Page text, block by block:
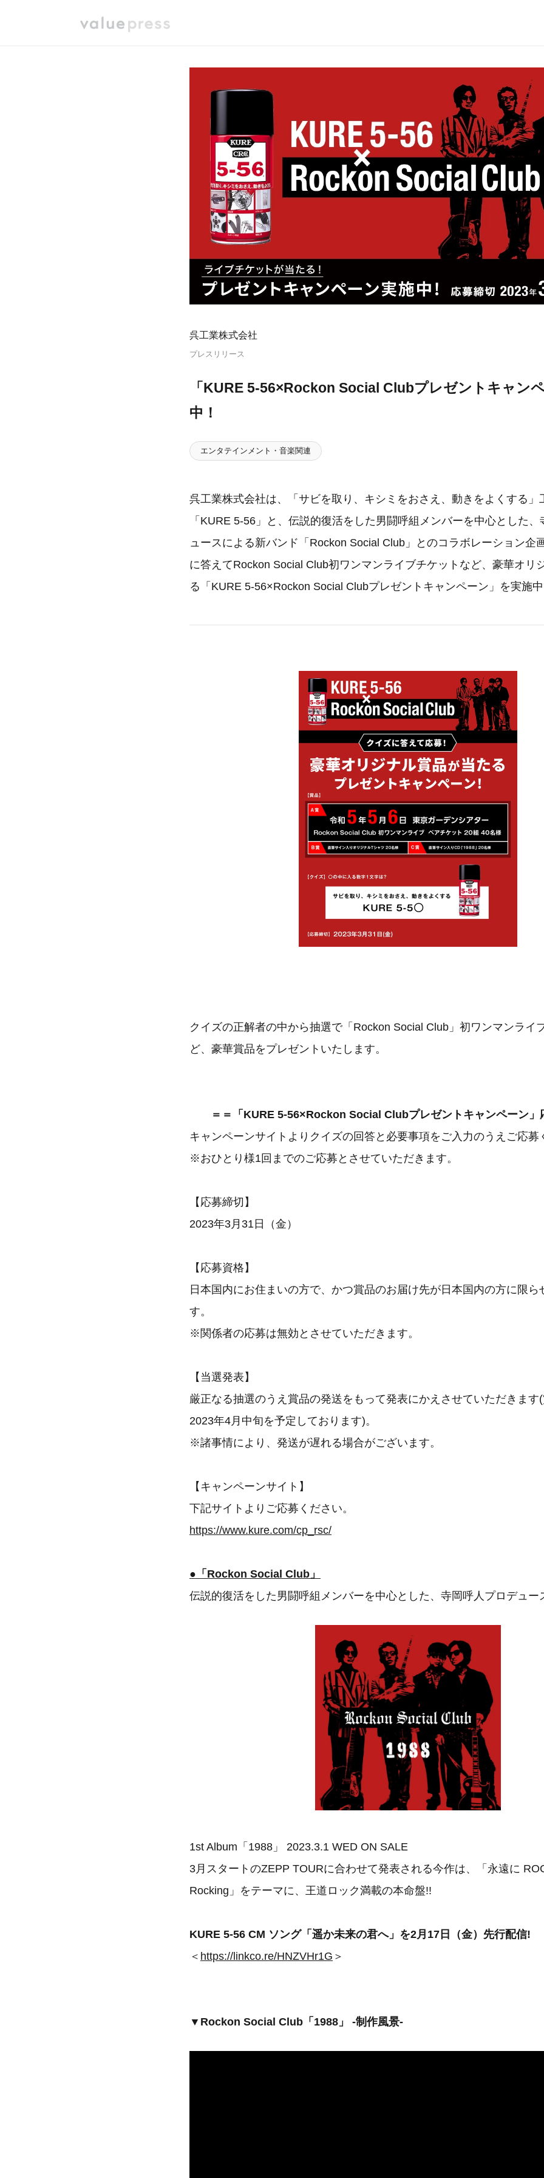
呉工業株式会社
プレスリリース
「KURE 5-56×Rockon Social Clubプレゼントキャン
中！
エンタテインメント・音楽関連
呉工業株式会社は、「サビを取り、キシミをおさえ、動きをよくする」
「KURE 5-56」と、伝説的復活をした男闘呼組メンバーを中心とした
ュースによる新バンド「Rockon Social Club」とのコラボレーション企
に答えてRockon Social Club初ワンマンライブチケットなど、豪華オリ
る「KURE 5-56×Rockon Social Clubプレゼントキャンペーン」を実施中
クイズの正解者の中から抽選で「Rockon Social Club」初ワンマンライ
ど、豪華賞品をプレゼントいたします。
＝＝「KURE 5-56×Rockon Social Clubプレゼントキャンペーン」
キャンペーンサイトよりクイズの回答と必要事項をご入力のうえご応募
※おひとり様1回までのご応募とさせていただきます。
【応募締切】
2023年3月31日（金）
【応募資格】
日本国内にお住まいの方で、かつ賞品のお届け先が日本国内の方に限ら
す。
※関係者の応募は無効とさせていただきます。
【当選発表】
厳正なる抽選のうえ賞品の発送をもって発表にかえさせていただきます(
2023年4月中旬を予定しております)。
※諸事情により、発送が遅れる場合がございます。
【キャンペーンサイト】
下記サイトよりご応募ください。
https://www.kure.com/cp_rsc/
●「Rockon Social Club」
伝説的復活をした男闘呼組メンバーを中心とした、寺岡呼人プロデュー
1st Album「1988」 2023.3.1 WED ON SALE
3月スタートのZEPP TOURに合わせて発表される今作は、「永遠に
Rocking」をテーマに、王道ロック満載の本命盤!!
KURE 5-56 CM ソング「遥か未来の君へ」を2月17日（金）先行配信!
＜ https://linkco.re/HNZVHr1G ＞
▼Rockon Social Club「1988」 -制作風景-